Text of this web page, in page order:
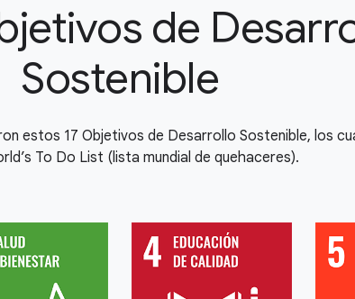
de
Sostenible
estos 17 Objetivos de Desarrollo Sostenible, los
To Do List (lista mundial de quehaceres).